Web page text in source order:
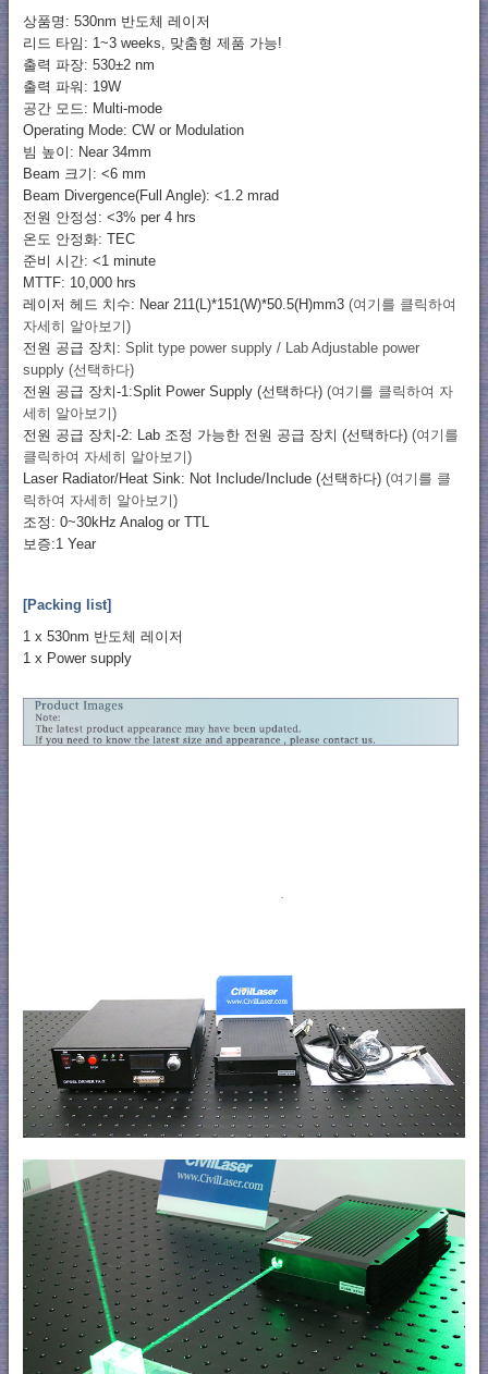
상품명: 530nm 반도체 레이저
리드 타임: 1~3 weeks, 맞춤형 제품 가능!
출력 파장: 530±2 nm
출력 파워: 19W
공간 모드: Multi-mode
Operating Mode: CW or Modulation
빔 높이: Near 34mm
Beam 크기: <6 mm
Beam Divergence(Full Angle): <1.2 mrad
전원 안정성: <3% per 4 hrs
온도 안정화: TEC
준비 시간: <1 minute
MTTF: 10,000 hrs
레이저 헤드 치수: Near 211(L)*151(W)*50.5(H)mm3 (여기를 클릭하여
자세히 알아보기)
전원 공급 장치: Split type power supply / Lab Adjustable power
supply (선택하다)
전원 공급 장치-1:Split Power Supply (선택하다) (여기를 클릭하여 자
세히 알아보기)
전원 공급 장치-2: Lab 조정 가능한 전원 공급 장치 (선택하다) (여기를
클릭하여 자세히 알아보기)
Laser Radiator/Heat Sink: Not Include/Include (선택하다) (여기를 클
릭하여 자세히 알아보기)
조정: 0~30kHz Analog or TTL
보증:1 Year
[Packing list]
1 x 530nm 반도체 레이저
1 x Power supply